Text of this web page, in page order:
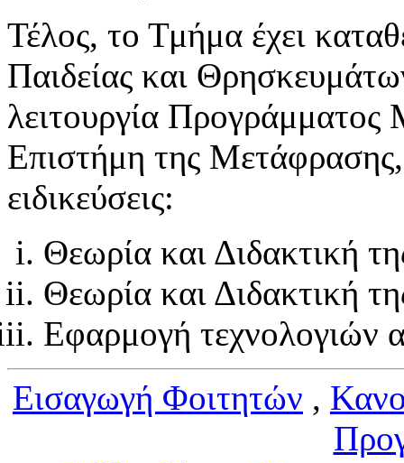
Τέλος, το Τμήμα έχει
Παιδείας και
λειτουργία
Επιστήμη της Μετάφρασης,
ειδικεύσεις:
Θεωρία και Διδακτική
Θεωρία και Διδακτική
Εφαρμογή τεχνολογιών
Εισαγωγή Φοιτητών ,